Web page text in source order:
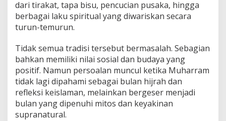
dari tirakat, tapa bisu, pencucian pusaka, hingga
berbagai laku spiritual yang diwariskan secara
turun-temurun.
Tidak semua tradisi tersebut bermasalah. Sebagian
bahkan memiliki nilai sosial dan budaya yang
positif. Namun persoalan muncul ketika Muharram
tidak lagi dipahami sebagai bulan hijrah dan
refleksi keislaman, melainkan bergeser menjadi
bulan yang dipenuhi mitos dan keyakinan
supranatural.